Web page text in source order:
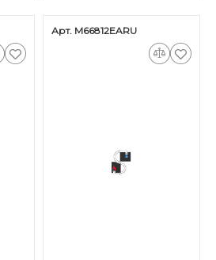
Арт. M66812EARU